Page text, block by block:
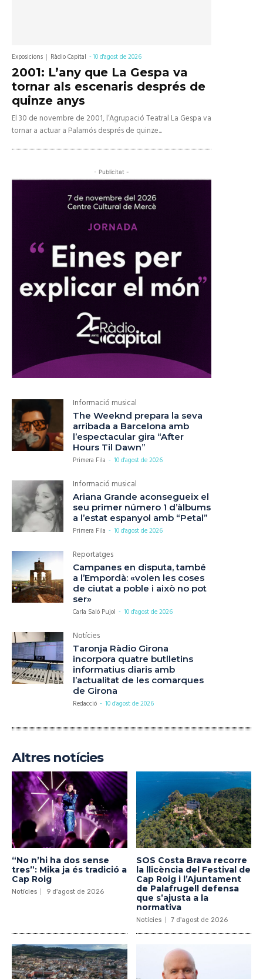
Exposicions Ràdio Capital -10 d'agost de 2026
2001: L’any que La Gespa va
tornar als escenaris després de
quinze anys
El 30 de novembre de 2001, l’Agrupació Teatral La Gespa va
tornar a actuar a Palamós després de quinze...
- Publicitat -
Informació musical
The Weeknd prepara la seva
arribada a Barcelona amb
l’espectacular gira “After
Hours Til Dawn”
Primera Fila - 10 d'agost de 2026
Informació musical
Ariana Grande aconsegueix el
seu primer número 1 d’àlbums
a l’estat espanyol amb “Petal”
Primera Fila - 10 d'agost de 2026
Reportatges
Campanes en disputa, també
a l’Empordà: «volen les coses
de ciutat a poble i això no pot
ser»
Carla Saló Pujol - 10 d'agost de 2026
Notícies
Taronja Ràdio Girona
incorpora quatre butlletins
informatius diaris amb
l’actualitat de les comarques
de Girona
Redacció - 10 d'agost de 2026
Altres notícies
“No n’hi ha dos sense
tres”: Mika ja és tradició a
Cap Roig
Notícies 9 d'agost de 2026
SOS Costa Brava recorre
la llicència del Festival de
Cap Roig i l’Ajuntament
de Palafrugell defensa
que s’ajusta a la
normativa
Notícies 7 d'agost de 2026